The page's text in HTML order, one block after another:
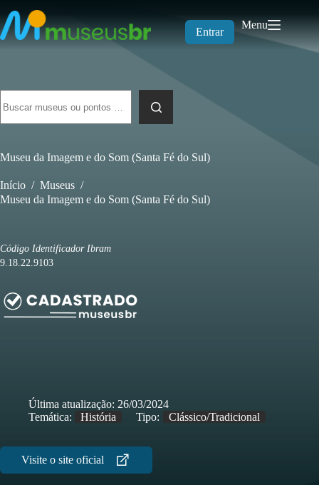
para
o
conteúdo
Entrar
Menu
resultados
Museu da Imagem e do Som (Santa Fé do Sul)
Início / Museus /
Museu da Imagem e do Som (Santa Fé do Sul)
Código Identificador Ibram
9.18.22.9103
Última atualização: 26/03/2024
Temática:
História Tipo: Clássico/Tradicional